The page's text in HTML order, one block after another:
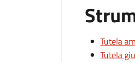
Tutela
Tutela